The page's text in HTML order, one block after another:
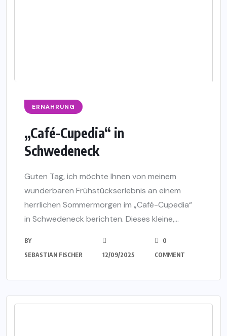
ERNÄHRUNG
„Café-Cupedia“ in
Schwedeneck
Guten Tag, ich möchte Ihnen von meinem
wunderbaren Frühstückserlebnis an einem
herrlichen Sommermorgen im „Café-Cupedia“
in Schwedeneck berichten. Dieses kleine,...
BY
SEBASTIAN FISCHER
12/09/2025
0
COMMENT